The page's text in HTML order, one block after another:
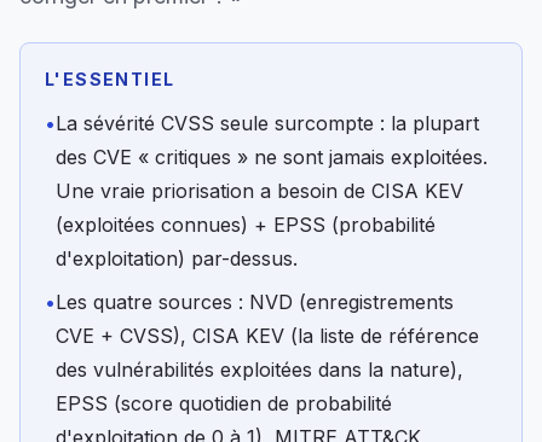
L'ESSENTIEL
•La sévérité CVSS seule surcompte : la plupart
des CVE « critiques » ne sont jamais exploitées.
Une vraie priorisation a besoin de CISA KEV
(exploitées connues) + EPSS (probabilité
d'exploitation) par-dessus.
•Les quatre sources : NVD (enregistrements
CVE + CVSS), CISA KEV (la liste de référence
des vulnérabilités exploitées dans la nature),
EPSS (score quotidien de probabilité
d'exploitation de 0 à 1), MITRE ATT&CK